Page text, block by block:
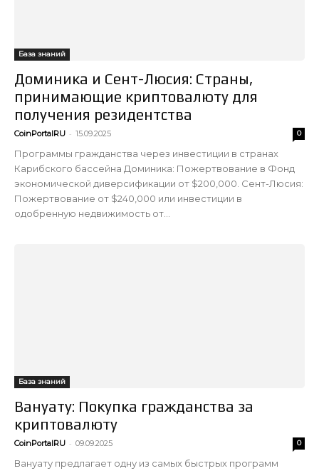
База знаний
Доминика и Сент-Люсия: Страны,
принимающие криптовалюту для
получения резидентства
CoinPortalRU - 15.09.2025 0
Программы гражданства через инвестиции в странах
Карибского бассейна Доминика: Пожертвование в Фонд
экономической диверсификации от $200,000. Сент-Люсия:
Пожертвование от $240,000 или инвестиции в
одобренную недвижимость от...
База знаний
Вануату: Покупка гражданства за
криптовалюту
CoinPortalRU - 09.09.2025 0
Вануату предлагает одну из самых быстрых программ